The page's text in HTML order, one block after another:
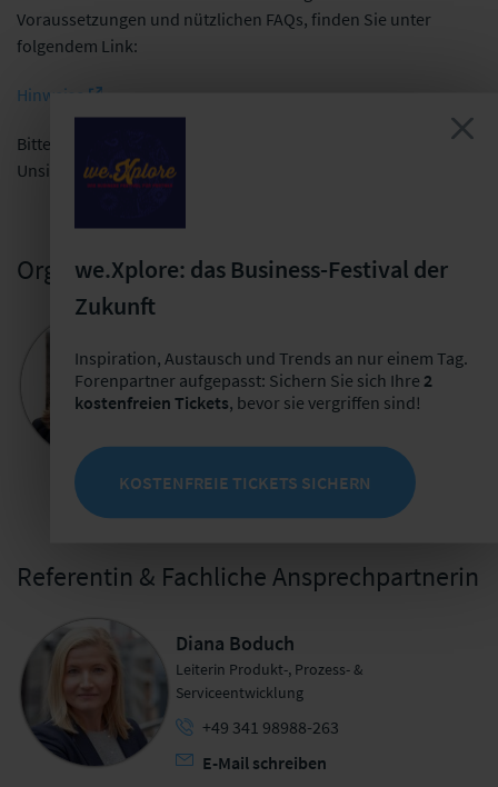
Voraussetzungen und nützlichen FAQs, finden Sie unter
folgendem Link:
Hinweise
Bitte kontaktieren Sie uns bei weiteren Fragen oder
Unsicherheiten.
Organisatorische Ansprechpartnerin
Veranstaltungsmanagerin Akademie
+49 341 98 988 259
Referentin & Fachliche Ansprechpartnerin
Diana Boduch
Leiterin Produkt-, Prozess- &
Serviceentwicklung
+49 341 98988-263
E-Mail schreiben
we.Xplore: das Business-Festival der
Zukunft
Inspiration, Austausch und Trends an nur einem Tag.
Forenpartner aufgepasst: Sichern Sie sich Ihre 2
kostenfreien Tickets, bevor sie vergriffen sind!
KOSTENFREIE TICKETS SICHERN